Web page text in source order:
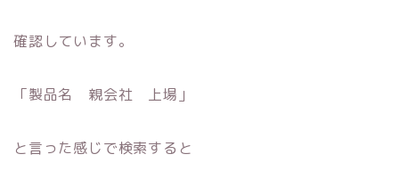
確認しています。
「製品名 親会社 上場」
と言った感じで検索すると